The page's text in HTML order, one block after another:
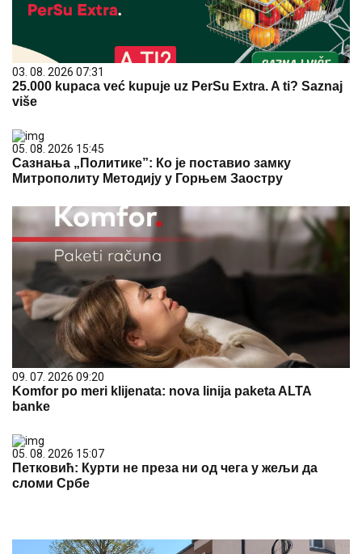
03. 08. 2026 07:31
25.000 kupaca već kupuje uz PerSu Extra. A ti? Saznaj
više
05. 08. 2026 15:45
Сазнања „Политике”: Ко је поставио замку
Митрополиту Методију у Горњем Заостру
09. 07. 2026 09:20
Komfor po meri klijenata: nova linija paketa ALTA
banke
05. 08. 2026 15:07
Петковић: Курти не преза ни од чега у жељи да
сломи Србе